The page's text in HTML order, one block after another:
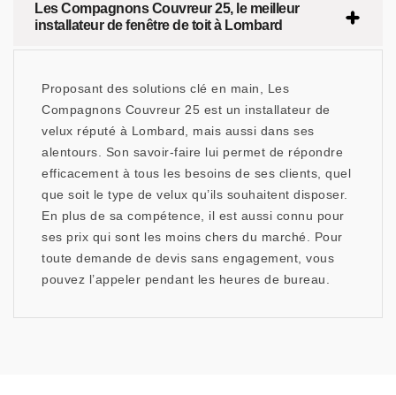
Les Compagnons Couvreur 25, le meilleur
installateur de fenêtre de toit à Lombard
Proposant des solutions clé en main, Les
Compagnons Couvreur 25 est un installateur de
velux réputé à Lombard, mais aussi dans ses
alentours. Son savoir-faire lui permet de répondre
efficacement à tous les besoins de ses clients, quel
que soit le type de velux qu’ils souhaitent disposer.
En plus de sa compétence, il est aussi connu pour
ses prix qui sont les moins chers du marché. Pour
toute demande de devis sans engagement, vous
pouvez l’appeler pendant les heures de bureau.